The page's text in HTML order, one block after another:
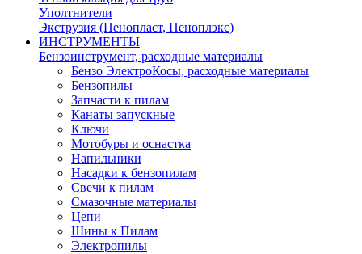
Уполтнители
Экструзия (Пенопласт, Пеноплэкс)
ИНСТРУМЕНТЫ
Бензоинструмент, расходные материалы
Бензо ЭлектроКосы, расходные материалы
Бензопилы
Запчасти к пилам
Канаты запускные
Ключи
Мотобуры и оснастка
Напильники
Насадки к бензопилам
Свечи к пилам
Смазочные материалы
Цепи
Шины к Пилам
Электропилы